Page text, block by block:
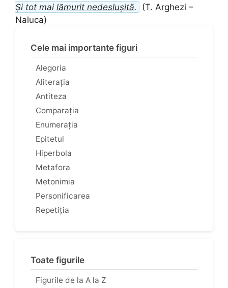
Și tot mai lămurit nedeslușită.
(T. Arghezi –
Naluca)
Cele mai importante figuri
Alegoria
Aliterația
Antiteza
Comparația
Enumerația
Epitetul
Hiperbola
Metafora
Metonimia
Personificarea
Repetiția
Toate figurile
Figurile de la A la Z